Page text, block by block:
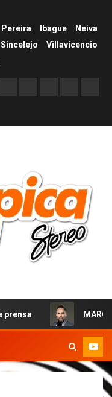
Pereira Ibague
Neiva
Sincelejo
Villavicencio
MARCOS PETRO